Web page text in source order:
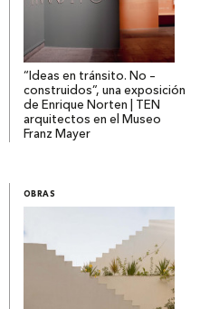
“Ideas en tránsito. No –
construidos”, una exposición
de Enrique Norten | TEN
arquitectos en el Museo
Franz Mayer
OBRAS